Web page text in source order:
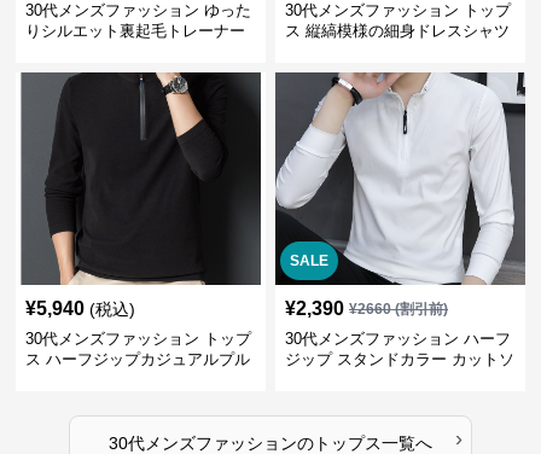
30代メンズファッション ゆった
りシルエット裏起毛トレーナー
30代メンズファッション トップ
ス 縦縞模様の細身ドレスシャツ
¥5,940 (税込)
30代メンズファッション トップ
ス ハーフジップカジュアルプル
SALE
¥2,390 ¥2660(割引前)
30代メンズファッション ハーフ
ジップ スタンドカラー カットソ
30代メンズファッションのトップス一覧へ ›